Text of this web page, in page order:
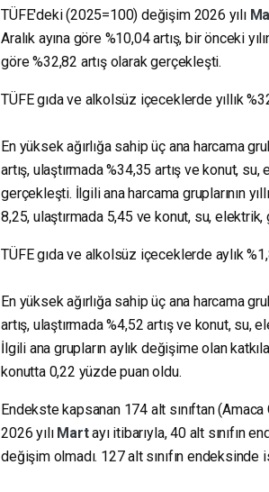
TÜFE'deki (2025=100) değişim 2026 yılı
Aralık ayına göre %10,04 artış, bir önceki
göre %32,82 artış olarak gerçekleşti.
TÜFE gıda ve alkolsüz içeceklerde yıllık
En yüksek ağırlığa sahip üç ana harcama
artış, ulaştırmada %34,35 artış ve konut,
gerçekleşti. İlgili ana harcama gruplarının
8,25, ulaştırmada 5,45 ve konut, su,
TÜFE gıda ve alkolsüz içeceklerde aylık
En yüksek ağırlığa sahip üç ana harcama
artış, ulaştırmada %4,52 artış ve konut, su,
İlgili ana grupların aylık değişime olan
konutta 0,22 yüzde puan oldu.
Endekste kapsanan 174 alt sınıftan
2026 yılı Martayı itibarıyla, 40 alt sınıfın
değişim olmadı. 127 alt sınıfın endeksinde